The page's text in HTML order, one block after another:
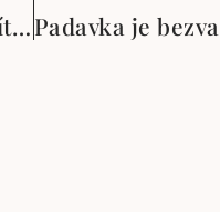
Malý podvodní průvodce Magdalény Wágnerové aneb vítejte v Zelené tůni!